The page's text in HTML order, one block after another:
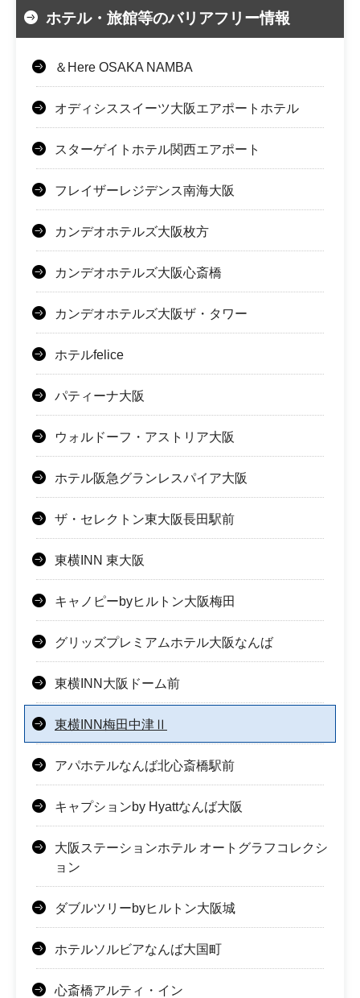
ホテル・旅館等のバリアフリー情報
＆Here OSAKA NAMBA
オディシススイーツ大阪エアポートホテル
スターゲイトホテル関西エアポート
フレイザーレジデンス南海大阪
カンデオホテルズ大阪枚方
カンデオホテルズ大阪心斎橋
カンデオホテルズ大阪ザ・タワー
ホテルfelice
パティーナ大阪
ウォルドーフ・アストリア大阪
ホテル阪急グランレスパイア大阪
ザ・セレクトン東大阪長田駅前
東横INN 東大阪
キャノピーbyヒルトン大阪梅田
グリッズプレミアムホテル大阪なんば
東横INN大阪ドーム前
東横INN梅田中津Ⅱ
アパホテルなんば北心斎橋駅前
キャプションby Hyattなんば大阪
大阪ステーションホテル オートグラフコレクシ
ョン
ダブルツリーbyヒルトン大阪城
ホテルソルビアなんば大国町
心斎橋アルティ・イン